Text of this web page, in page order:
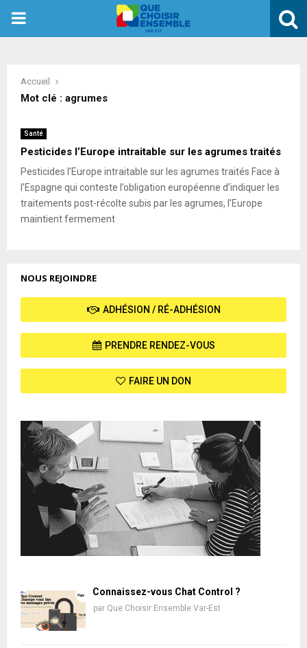
PRIMARY
Accueil
Mot clé : agrumes
Santé
Pesticides l’Europe intraitable sur les agrumes traités
Pesticides l’Europe intraitable sur les agrumes traités Face à
l’Espagne qui conteste l’obligation européenne d’indiquer les
traitements post-récolte subis par les agrumes, l’Europe
maintient fermement
NOUS REJOINDRE
ADHÉSION / RÉ-ADHÉSION
PRENDRE RENDEZ-VOUS
FAIRE UN DON
Connaissez-vous Chat Control ?
par Que Choisir Ensemble Var-Est